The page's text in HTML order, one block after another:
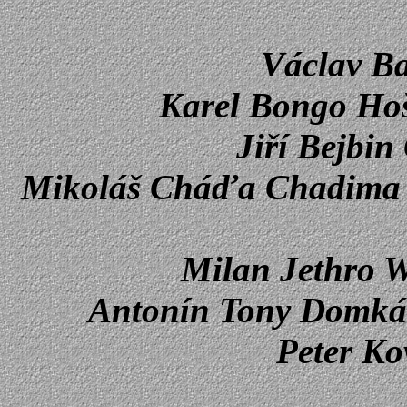
Václav
Karel Bongo
Jiří Bejbin
Mikoláš Cháďa Chadima
Milan Jethro
Antonín Tony
Peter